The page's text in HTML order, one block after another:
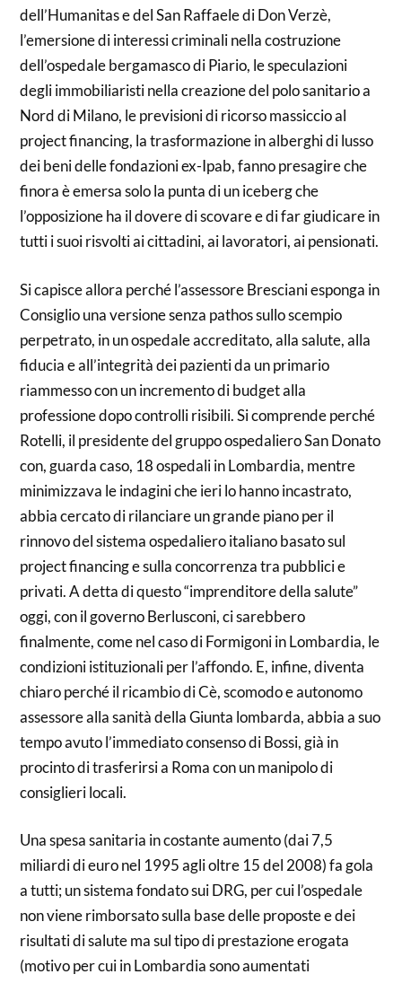
dell’Humanitas e del San Raffaele di Don Verzè,
l’emersione di interessi criminali nella costruzione
dell’ospedale bergamasco di Piario, le speculazioni
degli immobiliaristi nella creazione del polo sanitario a
Nord di Milano, le previsioni di ricorso massiccio al
project financing, la trasformazione in alberghi di lusso
dei beni delle fondazioni ex-Ipab, fanno presagire che
finora è emersa solo la punta di un iceberg che
l’opposizione ha il dovere di scovare e di far giudicare in
tutti i suoi risvolti ai cittadini, ai lavoratori, ai pensionati.
Si capisce allora perché l’assessore Bresciani esponga in
Consiglio una versione senza pathos sullo scempio
perpetrato, in un ospedale accreditato, alla salute, alla
fiducia e all’integrità dei pazienti da un primario
riammesso con un incremento di budget alla
professione dopo controlli risibili. Si comprende perché
Rotelli, il presidente del gruppo ospedaliero San Donato
con, guarda caso, 18 ospedali in Lombardia, mentre
minimizzava le indagini che ieri lo hanno incastrato,
abbia cercato di rilanciare un grande piano per il
rinnovo del sistema ospedaliero italiano basato sul
project financing e sulla concorrenza tra pubblici e
privati. A detta di questo “imprenditore della salute”
oggi, con il governo Berlusconi, ci sarebbero
finalmente, come nel caso di Formigoni in Lombardia, le
condizioni istituzionali per l’affondo. E, infine, diventa
chiaro perché il ricambio di Cè, scomodo e autonomo
assessore alla sanità della Giunta lombarda, abbia a suo
tempo avuto l’immediato consenso di Bossi, già in
procinto di trasferirsi a Roma con un manipolo di
consiglieri locali.
Una spesa sanitaria in costante aumento (dai 7,5
miliardi di euro nel 1995 agli oltre 15 del 2008) fa gola
a tutti; un sistema fondato sui DRG, per cui l’ospedale
non viene rimborsato sulla base delle proposte e dei
risultati di salute ma sul tipo di prestazione erogata
(motivo per cui in Lombardia sono aumentati